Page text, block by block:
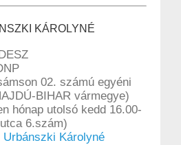
KÁROLYNÉ
02. számú egyéni
BIHAR vármegye)
hónap utolsó kedd 16.00-
6.szám)
Károlyné